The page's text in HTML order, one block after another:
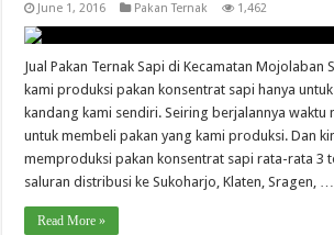
June 1, 2016 Pakan Ternak 1,462
Jual Pakan Ternak Sapi di Kecamatan Mojolaban
kami produksi pakan konsentrat sapi hanya
kandang kami sendiri. Seiring berjalannya waktu
untuk membeli pakan yang kami produksi. Dan
memproduksi pakan konsentrat sapi rata-rata 3
saluran distribusi ke Sukoharjo, Klaten, Sragen, …
Read More »